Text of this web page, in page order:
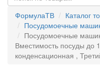
ФормулаТВ
Каталог
Посудомоечные
Посудомоечные
Вместимость посуды до
конденсационная ,